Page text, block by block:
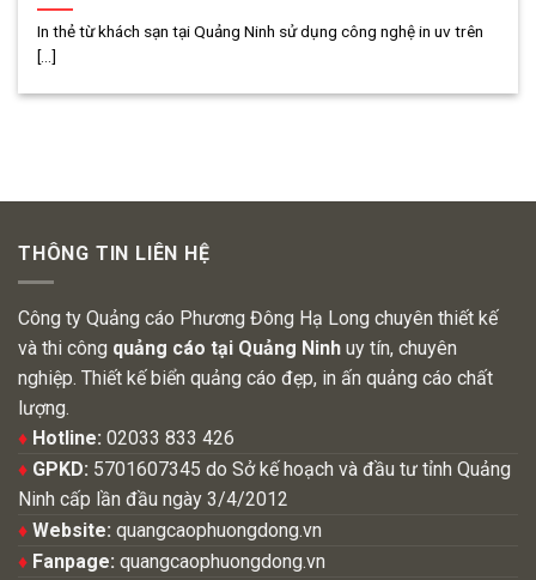
In thẻ từ khách sạn tại Quảng Ninh sử dụng công nghệ in uv trên
[...]
THÔNG TIN LIÊN HỆ
Công ty Quảng cáo Phương Đông Hạ Long chuyên thiết kế
và thi công quảng cáo tại Quảng Ninh uy tín, chuyên
nghiệp. Thiết kế biển quảng cáo đẹp, in ấn quảng cáo chất
lượng.
♦ Hotline: 02033 833 426
♦ GPKD: 5701607345 do Sở kế hoạch và đầu tư tỉnh Quảng
Ninh cấp lần đầu ngày 3/4/2012
♦ Website: quangcaophuongdong.vn
♦ Fanpage: quangcaophuongdong.vn